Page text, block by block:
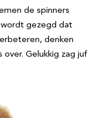
de spinners
gezegd dat
denken
Gelukkig zag juf